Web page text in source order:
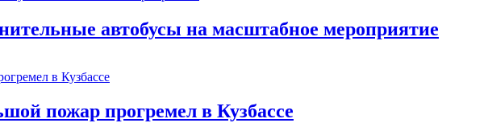
автобусы на масштабное мероприятие
пожар прогремел в Кузбассе